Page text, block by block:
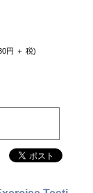
円 ＋ 税)